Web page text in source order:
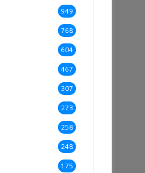
949
768
604
467
307
273
258
248
175